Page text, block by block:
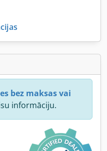
bez maksas vai
informāciju.